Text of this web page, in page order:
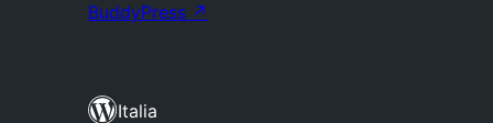
BuddyPress ↗
Italia